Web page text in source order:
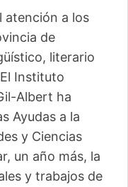
atención a los
de
literario
Instituto
Albert ha
Ayudas a la
y Ciencias
un año más, la
y trabajos de